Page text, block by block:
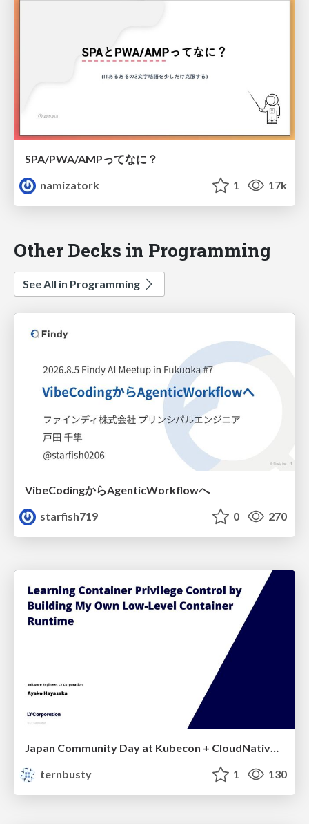
SPA/PWA/AMPってなに？
namizatork
1 17k
Other Decks in Programming
See All in Programming
VibeCodingからAgenticWorkflowへ
starfish719
0 270
ternbusty
1 130